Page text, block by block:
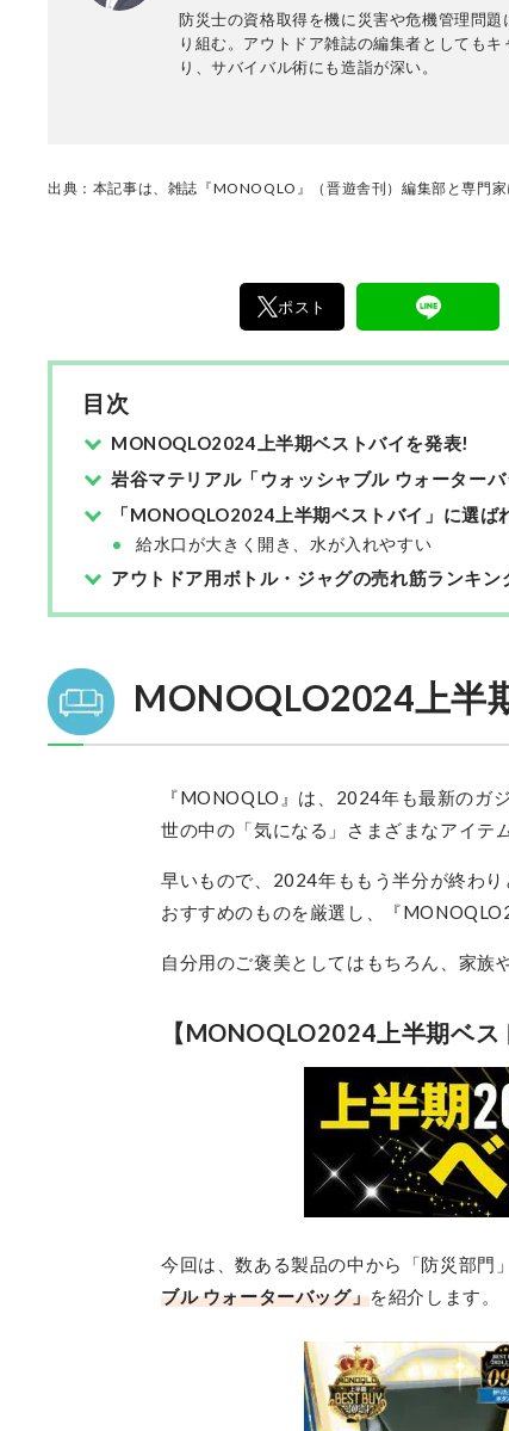
防災士の資格取得を機に災害や危機管理問題
り組む。アウトドア雑誌の編集者としてもキ
り、サバイバル術にも造詣が深い。
出典：本記事は、雑誌『MONOQLO』（晋遊舎刊）編集部と専門
ポスト
目次
MONOQLO2024上半期ベストバイを発表!
岩谷マテリアル「ウォッシャブル ウォーターバ
「MONOQLO2024上半期ベストバイ」に選ば
給水口が大きく開き、水が入れやすい
アウトドア用ボトル・ジャグの売れ筋ランキン
MONOQLO2024上半
『MONOQLO』は、2024年も最新のガ
世の中の「気になる」さまざまなアイテ
早いもので、2024年ももう半分が終わ
おすすめのものを厳選し、『
自分用のご褒美としてはもちろん、家族
【MONOQLO2024上半期ベ
今回は、数ある製品の中から「防災部門
ブル ウォーターバッグ」を紹介します。